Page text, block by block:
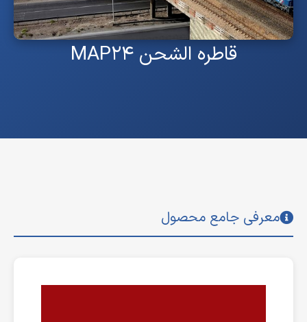
قاطره الشحن MAP۲۴
معرفی جامع محصول